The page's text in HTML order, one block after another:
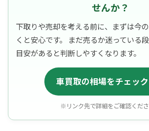
せんか？
下取りや売却を考える前に、まずは今
くと安心です。 まだ売るか迷っている
目安があると判断しやすくなります。
車買取の相場をチェッ
※リンク先で詳細をご確認くださ